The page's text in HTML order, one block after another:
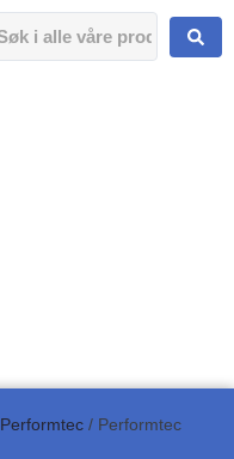
Performtec / Performtec